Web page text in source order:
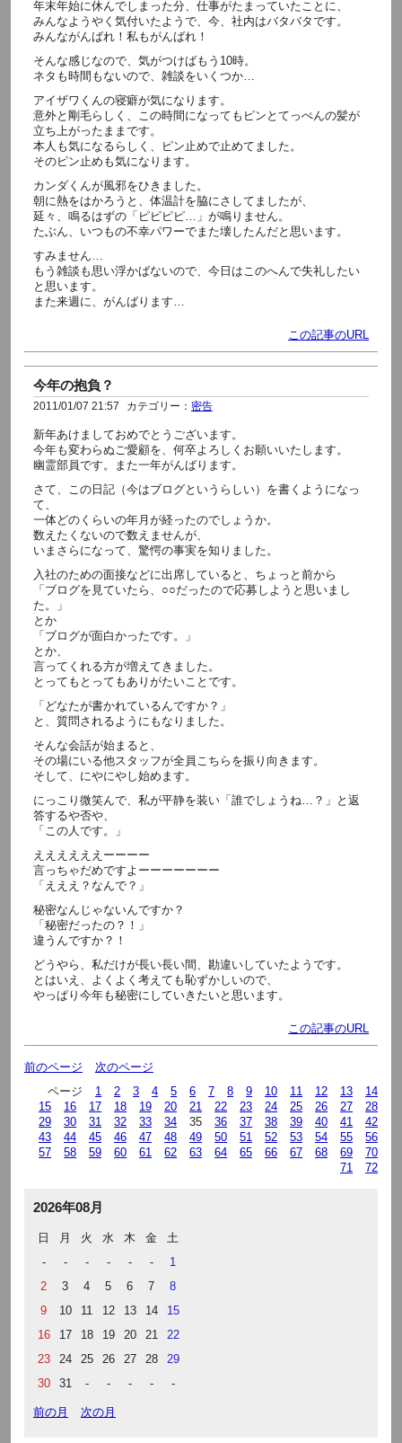
年末年始に休んでしまった分、仕事がたまっていたことに、
みんなようやく気付いたようで、今、社内はバタバタです。
みんながんばれ！私もがんばれ！
そんな感じなので、気がつけばもう10時。
ネタも時間もないので、雑談をいくつか…
アイザワくんの寝癖が気になります。
意外と剛毛らしく、この時間になってもピンとてっぺんの髪が
立ち上がったままです。
本人も気になるらしく、ピン止めで止めてました。
そのピン止めも気になります。
カンダくんが風邪をひきました。
朝に熱をはかろうと、体温計を脇にさしてましたが、
延々、鳴るはずの「ピピピピ…」が鳴りません。
たぶん、いつもの不幸パワーでまた壊したんだと思います。
すみません…
もう雑談も思い浮かばないので、今日はこのへんで失礼したい
と思います。
また来週に、がんばります…
この記事のURL
今年の抱負？
2011/01/07 21:57 カテゴリー： 密告
新年あけましておめでとうございます。
今年も変わらぬご愛顧を、何卒よろしくお願いいたします。
幽霊部員です。また一年がんばります。
さて、この日記（今はブログというらしい）を書くようになっ
て、
一体どのくらいの年月が経ったのでしょうか。
数えたくないので数えませんが、
いまさらになって、驚愕の事実を知りました。
入社のための面接などに出席していると、ちょっと前から
「ブログを見ていたら、○○だったので応募しようと思いまし
た。」
とか
「ブログが面白かったです。」
とか、
言ってくれる方が増えてきました。
とってもとってもありがたいことです。
「どなたが書かれているんですか？」
と、質問されるようにもなりました。
そんな会話が始まると、
その場にいる他スタッフが全員こちらを振り向きます。
そして、にやにやし始めます。
にっこり微笑んで、私が平静を装い「誰でしょうね…？」と返
答するや否や、
「この人です。」
ええええええーーーー
言っちゃだめですよーーーーーーー
「えええ？なんで？」
秘密なんじゃないんですか？
「秘密だったの？！」
違うんですか？！
どうやら、私だけが長い長い間、勘違いしていたようです。
とはいえ、よくよく考えても恥ずかしいので、
やっぱり今年も秘密にしていきたいと思います。
この記事のURL
前のページ
次のページ
ページ
1 2 3 4 5 6 7 8 9 10 11 12 13
14
15
16 17 18 19 20 21 22 23 24 25 26 27
28
29
30 31 32 33 34 35 36 37 38 39 40 41
42
43
44 45 46 47 48 49 50 51 52 53 54 55
56
57
58 59 60 61 62 63 64 65 66 67 68 69
70
71
72
2026年08月
日 月 火 水 木 金
土
-
- - - - -
1
2
3 4 5 6 7
8
9
10 11 12 13 14
15
16
17 18 19 20 21
22
23
24 25 26 27 28
29
30
31 - - - - -
前の月 次の月